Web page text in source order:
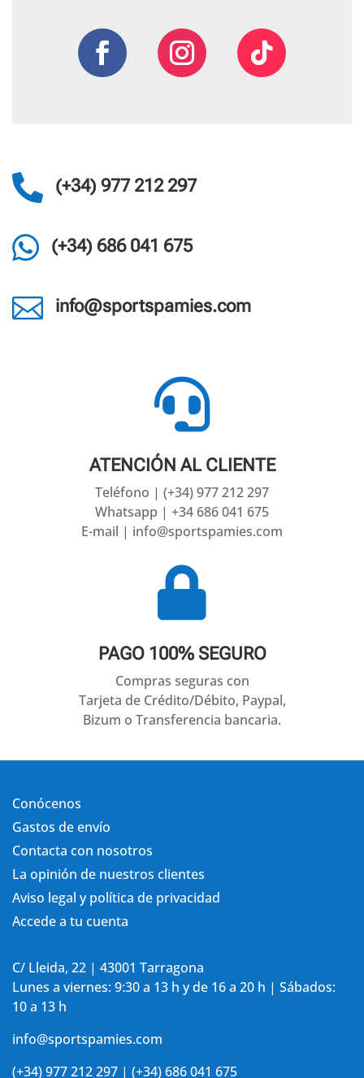
 (+34) 977 212 297
 (+34) 686 041 675
 info@sportspamies.com

ATENCIÓN AL CLIENTE
Teléfono | (+34) 977 212 297
Whatsapp | +34 686 041 675
E-mail | info@sportspamies.com

PAGO 100% SEGURO
Compras seguras con
Tarjeta de Crédito/Débito, Paypal,
Bizum o Transferencia bancaria.
Conócenos
Gastos de envío
Contacta con nosotros
La opinión de nuestros clientes
Aviso legal y política de privacidad
Accede a tu cuenta
C/ Lleida, 22 | 43001 Tarragona
Lunes a viernes: 9:30 a 13 h y de 16 a 20 h | Sábados:
10 a 13 h
info@sportspamies.com
(+34) 977 212 297 | (+34) 686 041 675